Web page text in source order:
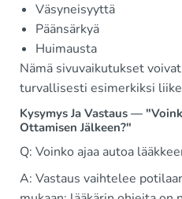
Väsyneisyyttä
Päänsärkyä
Huimausta
Nämä sivuvaikutukset
turvallisesti esimerkiksi
Kysymys Ja Vastaus —
Ottamisen Jälkeen?"
Q: Voinko ajaa autoa
A: Vastaus vaihtelee